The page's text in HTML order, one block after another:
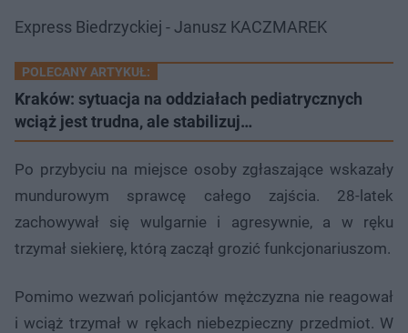
Express Biedrzyckiej - Janusz KACZMAREK
POLECANY ARTYKUŁ:
Kraków: sytuacja na oddziałach pediatrycznych
wciąż jest trudna, ale stabilizuj…
Po przybyciu na miejsce osoby zgłaszające wskazały
mundurowym sprawcę całego zajścia. 28-latek
zachowywał się wulgarnie i agresywnie, a w ręku
trzymał siekierę, którą zaczął grozić funkcjonariuszom.
Pomimo wezwań policjantów mężczyzna nie reagował
i wciąż trzymał w rękach niebezpieczny przedmiot. W